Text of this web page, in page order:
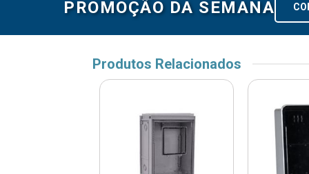
PROMOÇÃO DA SEMANA
Produtos Relacionados